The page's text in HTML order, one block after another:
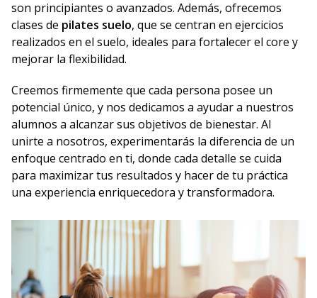
son principiantes o avanzados. Además, ofrecemos
clases de pilates suelo, que se centran en ejercicios
realizados en el suelo, ideales para fortalecer el core y
mejorar la flexibilidad.
Creemos firmemente que cada persona posee un
potencial único, y nos dedicamos a ayudar a nuestros
alumnos a alcanzar sus objetivos de bienestar. Al
unirte a nosotros, experimentarás la diferencia de un
enfoque centrado en ti, donde cada detalle se cuida
para maximizar tus resultados y hacer de tu práctica
una experiencia enriquecedora y transformadora.